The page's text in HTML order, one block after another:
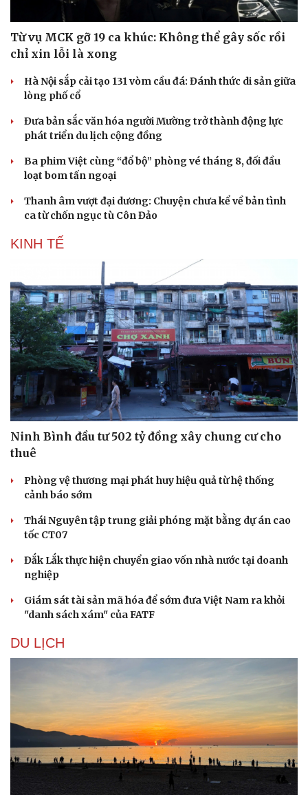
Sức khỏe
Cây thuốc
Sản phụ khoa
Nam khoa
Làm đẹp - giảm cân
Ăn sạch sống khỏe
Đời sống
Blog
Từ vụ MCK gỡ 19 ca khúc: Không thể gây sốc rồi
chỉ xin lỗi là xong
Hà Nội sắp cải tạo 131 vòm cầu đá: Đánh thức di sản giữa
lòng phố cổ
Đưa bản sắc văn hóa người Mường trở thành động lực
phát triển du lịch cộng đồng
Ba phim Việt cùng “đổ bộ” phòng vé tháng 8, đối đầu
loạt bom tấn ngoại
Thanh âm vượt đại dương: Chuyện chưa kể về bản tình
ca từ chốn ngục tù Côn Đảo
KINH TẾ
Ninh Bình đầu tư 502 tỷ đồng xây chung cư cho
thuê
Phòng vệ thương mại phát huy hiệu quả từ hệ thống
cảnh báo sớm
Thái Nguyên tập trung giải phóng mặt bằng dự án cao
tốc CT07
Đắk Lắk thực hiện chuyển giao vốn nhà nước tại doanh
nghiệp
Giám sát tài sản mã hóa để sớm đưa Việt Nam ra khỏi
"danh sách xám" của FATF
DU LỊCH